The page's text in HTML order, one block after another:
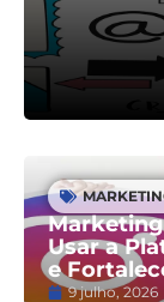
Usar a
e
9 julho, 2026